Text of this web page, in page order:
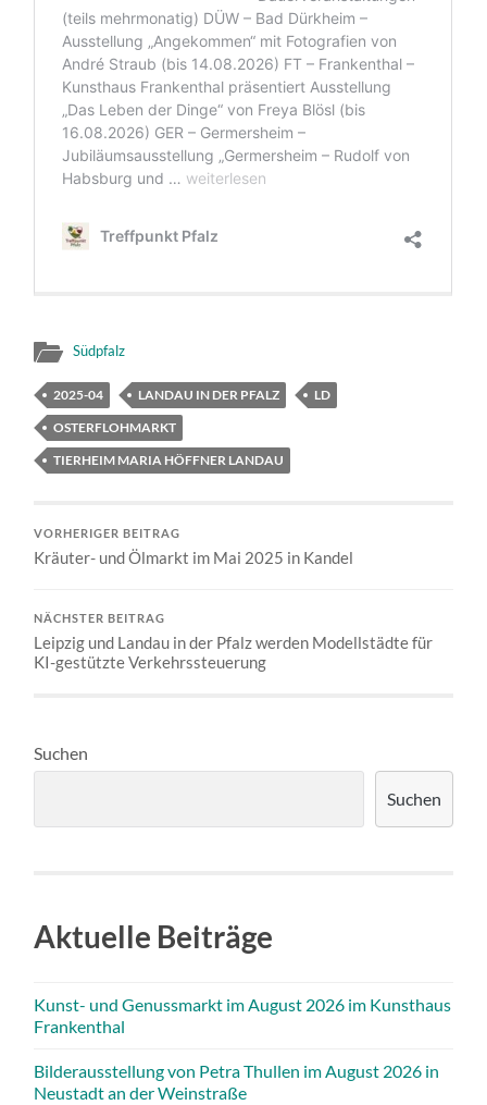
Südpfalz
2025-04 LANDAU IN DER PFALZ
LD
OSTERFLOHMARKT
TIERHEIM MARIA HÖFFNER LANDAU
VORHERIGER BEITRAG
Kräuter- und Ölmarkt im Mai 2025 in Kandel
NÄCHSTER BEITRAG
Leipzig und Landau in der Pfalz werden Modellstädte für
KI-gestützte Verkehrssteuerung
Suchen
Suchen
Aktuelle Beiträge
Kunst- und Genussmarkt im August 2026 im Kunsthaus
Frankenthal
Bilderausstellung von Petra Thullen im August 2026 in
Neustadt an der Weinstraße